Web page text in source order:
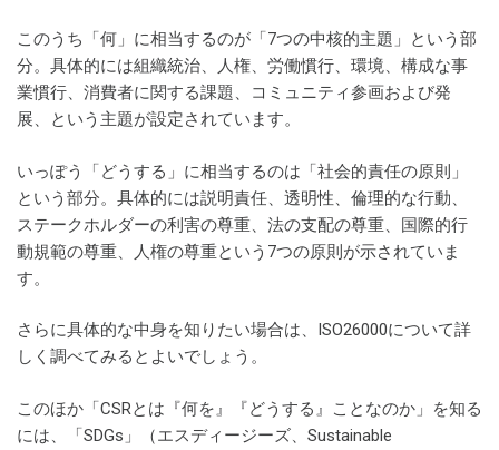
このうち「何」に相当するのが「7つの中核的主題」という部
分。具体的には組織統治、人権、労働慣行、環境、構成な事
業慣行、消費者に関する課題、コミュニティ参画および発
展、という主題が設定されています。
いっぽう「どうする」に相当するのは「社会的責任の原則」
という部分。具体的には説明責任、透明性、倫理的な行動、
ステークホルダーの利害の尊重、法の支配の尊重、国際的行
動規範の尊重、人権の尊重という7つの原則が示されていま
す。
さらに具体的な中身を知りたい場合は、ISO26000について詳
しく調べてみるとよいでしょう。
このほか「CSRとは『何を』『どうする』ことなのか」を知る
には、「SDGs」（エスディージーズ、Sustainable